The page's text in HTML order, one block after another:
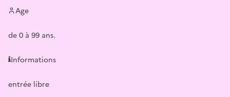
Age
de 0 à 99 ans.
Informations
entrée libre